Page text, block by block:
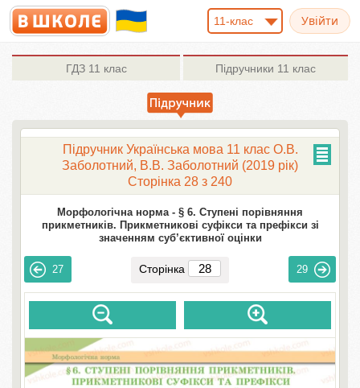
11-клас
ГДЗ11 клас Підручники 11 клас
Підручник Українська мова 11 клас О.В.
Заболотний, В.В. Заболотний (2019 рік)
Сторінка 28 з 240
Морфологічна норма - § 6. Ступені порівняння
прикметників. Прикметникові суфікси та префікси зі
значенням суб’єктивної оцінки
27 Сторінка 29